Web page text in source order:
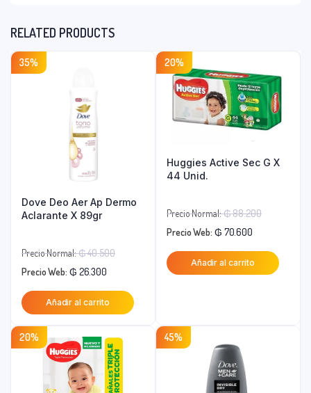
quantity
RELATED PRODUCTS
35%
Dove Deo Aer Ap Dermo
Aclarante X 89gr
Precio Normal:₲40.500El
original
era:
₲ 40.500.
Precio Web: ₲ 26.300
precio
actual
₲ 26.300.
Añadir al carrito
20%
Huggies Active Sec G X
44 Unid.
Precio Normal:₲88.200El
original
era:
Precio Web: ₲ 70.600
precio
actual
Añadir al carrito
20% 45%